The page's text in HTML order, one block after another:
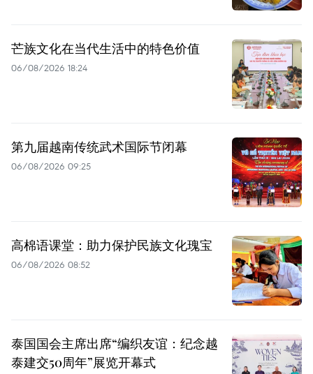
芒族文化在当代生活中的特色价值
06/08/2026 18:24
第九届越南传统武术国际节闭幕
06/08/2026 09:25
高棉语课堂：助力保护民族文化瑰宝
06/08/2026 08:52
泰国国会主席出席“编织友谊：纪念越
泰建交50周年”展览开幕式